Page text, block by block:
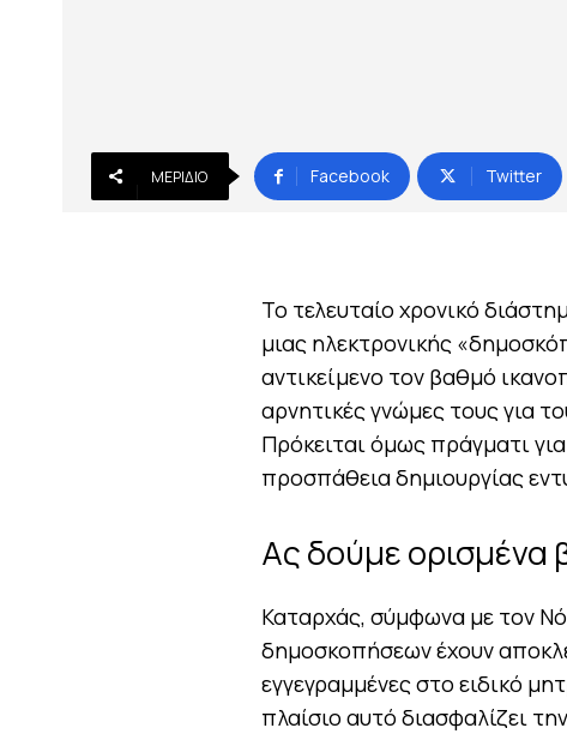
ΜΕΡΊΔΙΟ Facebook Twitter
Το τελευταίο χρονικό
μιας ηλεκτρονικής
αντικείμενο τον βαθμό
αρνητικές γνώμες τους για
Πρόκειται όμως πράγματι
προσπάθεια δημιουργίας
Ας δούμε ορισμένα
Καταρχάς, σύμφωνα με τον
δημοσκοπήσεων έχουν
εγγεγραμμένες στο ειδικό
πλαίσιο αυτό διασφαλίζει